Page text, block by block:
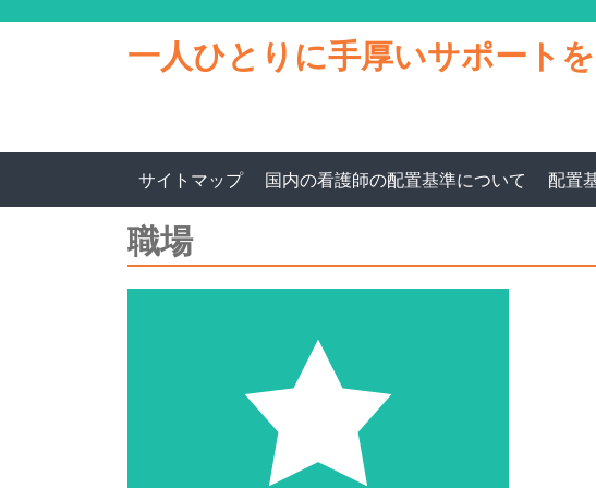
一人ひとりに手厚いサポートを
サイトマップ 国内の看護師の配置基準について 配置
職場